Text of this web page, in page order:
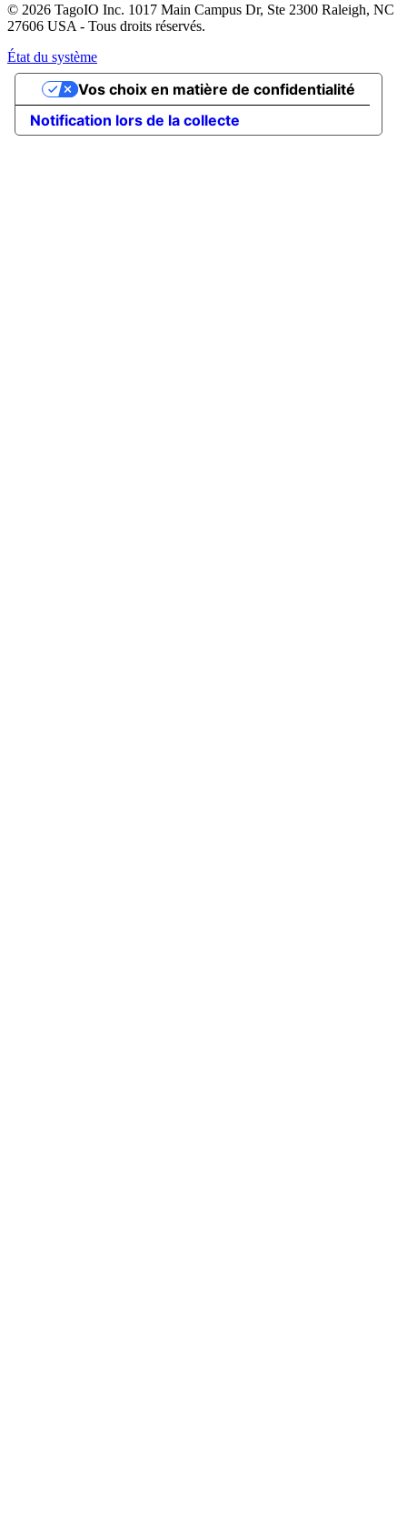
© 2026 TagoIO Inc. 1017 Main Campus Dr, Ste 2300 Raleigh, NC
27606 USA - Tous droits réservés.
État du système
Notification lors de la collecte
Vos choix en matière de confidentialité